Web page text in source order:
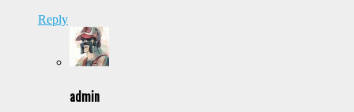
Reply
admin